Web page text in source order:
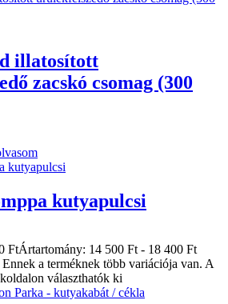
illatosított
zacskó csomag (300
kutyapulcsi
FtÁrtartomány: 14 500 Ft - 18 400 Ft
Ennek a terméknek több variációja van. A
választhatók ki